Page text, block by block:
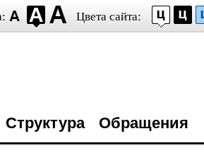
Цвета сайта:
Структура Обращения